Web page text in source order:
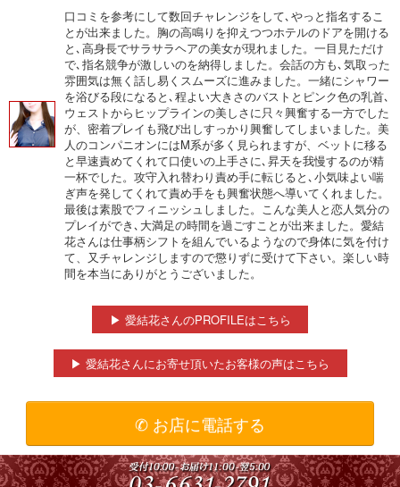
口コミを参考にして数回チャレンジをして､やっと指名するこ
とが出来ました。胸の高鳴りを抑えつつホテルのドアを開ける
と､高身長でサラサラヘアの美女が現れました。一目見ただけ
で､指名競争が激しいのを納得しました。会話の方も､気取った
雰囲気は無く話し易くスムーズに進みました。一緒にシャワー
を浴びる段になると､程よい大きさのバストとピンク色の乳首､
ウェストからヒップラインの美しさに只々興奮する一方でした
が、密着プレイも飛び出しすっかり興奮してしまいました。美
人のコンパニオンにはM系が多く見られますが、ベットに移る
と早速責めてくれて口使いの上手さに､昇天を我慢するのが精
一杯でした。攻守入れ替わり責め手に転じると､小気味よい喘
ぎ声を発してくれて責め手をも興奮状態へ導いてくれました。
最後は素股でフィニッシュしました。こんな美人と恋人気分の
プレイができ､大満足の時間を過ごすことが出来ました。愛結
花さんは仕事柄シフトを組んでいるようなので身体に気を付け
て、又チャレンジしますので懲りずに受けて下さい。楽しい時
間を本当にありがとうございました。
▶ 愛結花さんのPROFILEはこちら
▶ 愛結花さんにお寄せ頂いたお客様の声はこちら
✆ お店に電話する